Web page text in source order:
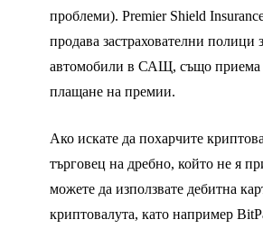
проблеми). Premier Shield
продава застрахователни
автомобили в САЩ, също приема
плащане на премии.
Ако искате да похарчите
търговец на дребно, който не я
можете да използвате дебитна
криптовалута, като например